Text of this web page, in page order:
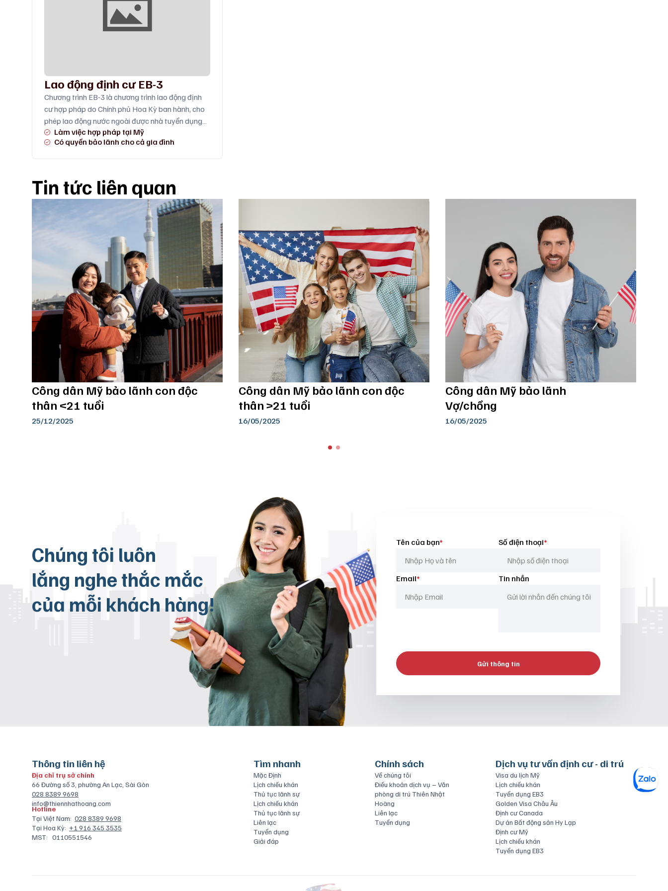
Lao động định cư EB-3
Chương trình EB-3 là chương trình lao động định
cư hợp pháp do Chính phủ Hoa Kỳ ban hành, cho
phép lao động nước ngoài được nhà tuyển dụng
tại Mỹ bảo lãnh sang làm việc lâu dài. Người tham
gia được cấp thẻ xanh trực tiếp và có thể bảo lãnh
vợ/chồng cùng con cái độc thân dưới 21 tuổi sang
Làm việc hợp pháp tại Mỹ
Có quyền bảo lãnh cho cả gia đình
Tin tức liên quan
Công dân Mỹ bảo lãnh con độc
thân <21 tuổi
25/12/2025
Công dân Mỹ bảo lãnh con độc
thân >21 tuổi
16/05/2025
Công dân Mỹ bảo lãnh
Vợ/chồng
16/05/2025
Chúng tôi luôn
lắng nghe thắc mắc
của mỗi khách hàng!
Tên của bạn* Số điện thoại*
Email* Tin nhắn
Gửi thông tin
Thông tin liên hệ
Địa chỉ trụ sở chính
66 Đường số 3, phường An Lạc, Sài Gòn
028 8389 9698
info@thiennhathoang.com
Hotline
Tại Việt Nam: 028 8389 9698
Tại Hoa Kỳ: +1 916 345 3535
MST: 0110551546
Tìm nhanh
Mặc Định
Lịch chiếu khán
Thủ tục lãnh sự
Lịch chiếu khán
Thủ tục lãnh sự
Liên lạc
Tuyển dụng
Giải đáp
Chính sách
Về chúng tôi
Điều khoản dịch vụ – Văn
phòng di trú Thiên Nhật
Hoàng
Liên lạc
Tuyển dụng
Dịch vụ tư vấn định cư - di trú
Visa du lịch Mỹ
Lịch chiếu khán
Tuyển dụng EB3
Golden Visa Châu Âu
Định cư Canada
Dự án Bất động sản Hy Lạp
Định cư Mỹ
Lịch chiếu khán
Tuyển dụng EB3